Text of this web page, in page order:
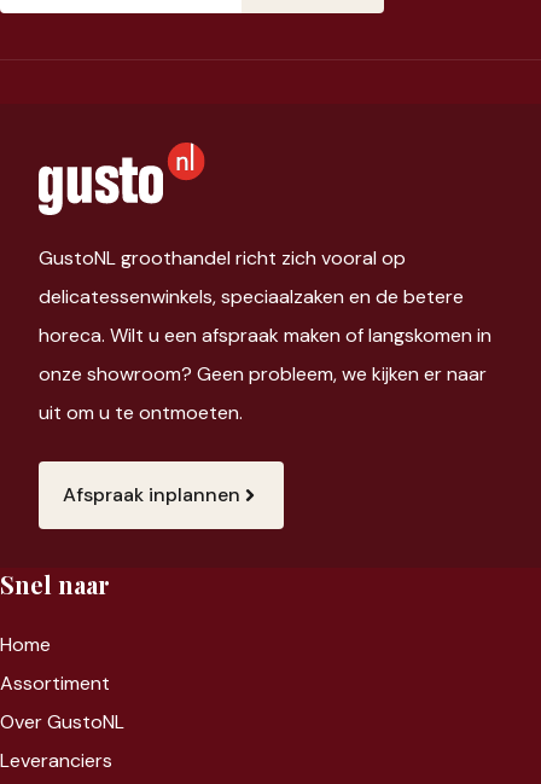
GustoNL groothandel richt zich vooral op
delicatessenwinkels, speciaalzaken en de betere
horeca. Wilt u een afspraak maken of langskomen in
onze showroom? Geen probleem, we kijken er naar
uit om u te ontmoeten.
Afspraak inplannen
Snel naar
Home
Assortiment
Over GustoNL
Leveranciers